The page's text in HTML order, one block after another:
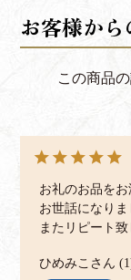
ひめみこ 1
お礼のお品をお
お世話になりま
またリピート致